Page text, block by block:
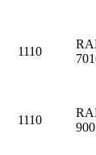
1110
1110